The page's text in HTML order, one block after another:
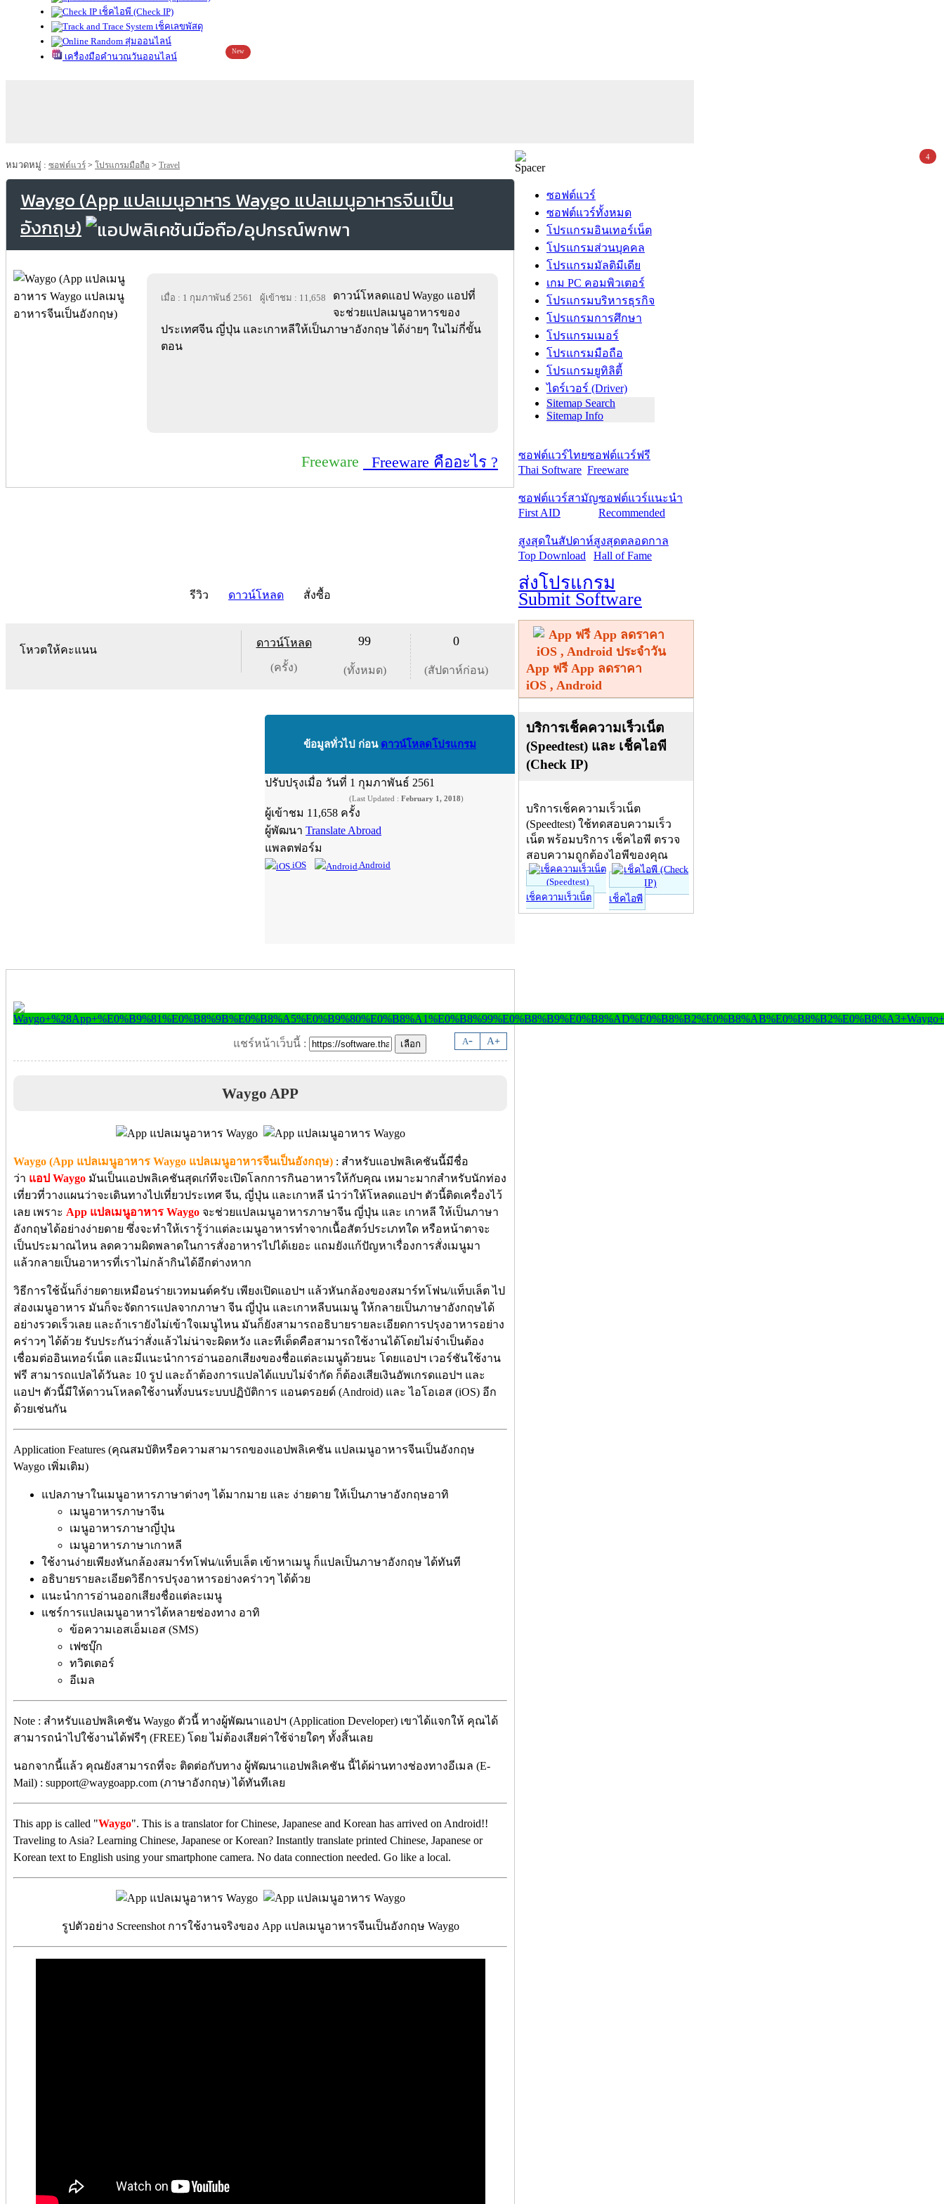
เช็คไอพี (Check IP)
เช็คเลขพัสดุ
สุ่มออนไลน์
เครื่องมือคำนวณวันออนไลน์
New
หมวดหมู่ : ซอฟต์แวร์ > โปรแกรมมือถือ > Travel
Waygo (App แปลเมนูอาหาร Waygo แปลเมนูอาหารจีนเป็น
อังกฤษ)
เมื่อ : 1 กุมภาพันธ์ 2561 ผู้เข้าชม : 11,658
ดาวน์โหลดแอป Waygo แอปที่
จะช่วยแปลเมนูอาหารของ
ประเทศจีน ญี่ปุ่น และเกาหลีให้เป็นภาษาอังกฤษ ได้ง่ายๆ ในไม่กี่ขั้น
ตอน
Freeware Freeware คืออะไร ?
รีวิว ดาวน์โหลด สั่งซื้อ
โหวตให้คะแนน
ดาวน์โหลด
(ครั้ง)
99
(ทั้งหมด)
0
(สัปดาห์ก่อน)
ข้อมูลทั่วไป ก่อน ดาวน์โหลดโปรแกรม
ปรับปรุงเมื่อ วันที่ 1 กุมภาพันธ์ 2561
(Last Updated : February 1, 2018)
ผู้เข้าชม 11,658 ครั้ง
ผู้พัฒนา Translate Abroad
แพลตฟอร์ม
iOS Android
A- A+
แชร์หน้าเว็บนี้ :
Waygo APP
Waygo (App แปลเมนูอาหาร Waygo แปลเมนูอาหารจีนเป็นอังกฤษ) : สำหรับแอปพลิเคชันนี้มีชื่อ
ว่า แอป Waygo มันเป็นแอปพลิเคชันสุดเก๋ทีจะเปิดโลกการกินอาหารให้กับคุณ เหมาะมากสำหรับนักท่อง
เที่ยวที่วางแผนว่าจะเดินทางไปเที่ยวประเทศ จีน, ญี่ปุ่น และเกาหลี นำว่าให้โหลดแอปฯ ตัวนี้ติดเครื่องไว้
เลย เพราะ App แปลเมนูอาหาร Waygo จะช่วยแปลเมนูอาหารภาษาจีน ญี่ปุ่น และ เกาหลี ให้เป็นภาษา
อังกฤษได้อย่างง่ายดาย ซึ่งจะทำให้เรารู้ว่าแต่ละเมนูอาหารทำจากเนื้อสัตว์ประเภทใด หรือหน้าตาจะ
เป็นประมาณไหน ลดความผิดพลาดในการสั่งอาหารไปได้เยอะ แถมยังแก้ปัญหาเรื่องการสั่งเมนูมา
แล้วกลายเป็นอาหารที่เราไม่กล้ากินได้อีกต่างหาก
วิธีการใช้นั้นก็ง่ายดายเหมือนร่ายเวทมนต์ครับ เพียงเปิดแอปฯ แล้วหันกล้องของสมาร์ทโฟน/แท็บเล็ต ไป
ส่องเมนูอาหาร มันก็จะจัดการแปลจากภาษา จีน ญี่ปุ่น และเกาหลีบนเมนู ให้กลายเป็นภาษาอังกฤษได้
อย่างรวดเร็วเลย และถ้าเรายังไม่เข้าใจเมนูไหน มันก็ยังสามารถอธิบายรายละเอียดการปรุงอาหารอย่าง
คร่าวๆ ได้ด้วย รับประกันว่าสั่งแล้วไม่น่าจะผิดหวัง และทีเด็ดคือสามารถใช้งานได้โดยไม่จำเป็นต้อง
เชื่อมต่ออินเทอร์เน็ต และมีแนะนำการอ่านออกเสียงของชื่อแต่ละเมนูด้วยนะ โดยแอปฯ เวอร์ชันใช้งาน
ฟรี สามารถแปลได้วันละ 10 รูป และถ้าต้องการแปลได้แบบไม่จำกัด ก็ต้องเสียเงินอัพเกรดแอปฯ และ
แอปฯ ตัวนี้มีให้ดาวนโหลดใช้งานทั้งบนระบบปฏิบัติการ แอนดรอยด์ (Android) และ ไอโอเอส (iOS) อีก
ด้วยเช่นกัน
Application Features (คุณสมบัติหรือความสามารถของแอปพลิเคชัน แปลเมนูอาหารจีนเป็นอังกฤษ
Waygo เพิ่มเติม)
แปลภาษาในเมนูอาหารภาษาต่างๆ ได้มากมาย และ ง่ายดาย ให้เป็นภาษาอังกฤษอาทิ
เมนูอาหารภาษาจีน
เมนูอาหารภาษาญี่ปุ่น
เมนูอาหารภาษาเกาหลี
ใช้งานง่ายเพียงหันกล้องสมาร์ทโฟน/แท็บเล็ต เข้าหาเมนู ก็แปลเป็นภาษาอังกฤษ ได้ทันที
อธิบายรายละเอียดวิธีการปรุงอาหารอย่างคร่าวๆ ได้ด้วย
แนะนำการอ่านออกเสียงชื่อแต่ละเมนู
แชร์การแปลเมนูอาหารได้หลายช่องทาง อาทิ
ข้อความเอสเอ็มเอส (SMS)
เฟซบุ๊ก
ทวิตเตอร์
อีเมล
Note : สำหรับแอปพลิเคชัน Waygo ตัวนี้ ทางผู้พัฒนาแอปฯ (Application Developer) เขาได้แจกให้ คุณได้
สามารถนำไปใช้งานได้ฟรีๆ (FREE) โดย ไม่ต้องเสียค่าใช้จ่ายใดๆ ทั้งสิ้นเลย
นอกจากนี้แล้ว คุณยังสามารถที่จะ ติดต่อกับทาง ผู้พัฒนาแอปพลิเคชัน นี้ได้ผ่านทางช่องทางอีเมล (E-
Mail) : support@waygoapp.com (ภาษาอังกฤษ) ได้ทันทีเลย
This app is called "Waygo". This is a translator for Chinese, Japanese and Korean has arrived on Android!!
Traveling to Asia? Learning Chinese, Japanese or Korean? Instantly translate printed Chinese, Japanese or
Korean text to English using your smartphone camera. No data connection needed. Go like a local.
รูปตัวอย่าง Screenshot การใช้งานจริงของ App แปลเมนูอาหารจีนเป็นอังกฤษ Waygo
ซอฟต์แวร์
ซอฟต์แวร์ทั้งหมด
โปรแกรมอินเทอร์เน็ต
โปรแกรมส่วนบุคคล
โปรแกรมมัลติมีเดีย
เกม PC คอมพิวเตอร์
โปรแกรมบริหารธุรกิจ
โปรแกรมการศึกษา
โปรแกรมเมอร์
โปรแกรมมือถือ
โปรแกรมยูทิลิตี้
ไดร์เวอร์ (Driver)
Sitemap Search
Sitemap Info
ซอฟต์แวร์ไทย
Thai Software
ซอฟต์แวร์ฟรี
Freeware
ซอฟต์แวร์สามัญ
First AID
ซอฟต์แวร์แนะนำ
Recommended
สูงสุดในสัปดาห์
Top Download
สูงสุดตลอดกาล
Hall of Fame
ส่งโปรแกรม
Submit Software
App ฟรี App ลดราคา
iOS , Android
บริการเช็คความเร็วเน็ต
(Speedtest) และ เช็คไอพี
(Check IP)
บริการเช็คความเร็วเน็ต
(Speedtest) ใช้ทดสอบความเร็ว
เน็ต พร้อมบริการ เช็คไอพี ตรวจ
สอบความถูกต้องไอพีของคุณ
เช็คความเร็วเน็ต เช็คไอพี
4